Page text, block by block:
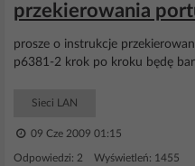
przekierowania
prosze o instrukcje
p6381-2 krok po kroku będę
Sieci LAN
09 Cze 2009 01:15
Odpowiedzi: 2 Wyświetleń: 1455